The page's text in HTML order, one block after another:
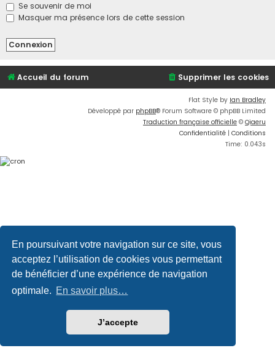
En poursuivant votre navigation sur ce site, vous
acceptez l’utilisation de cookies vous permettant
de bénéficier d’une expérience de navigation
optimale. En savoir plus…
J’accepte
Se souvenir de moi
Masquer ma présence lors de cette session
Accueil du forum Supprimer les cookies
Flat Style by Ian Bradley
Développé par phpBB® Forum Software © phpBB Limited
Traduction française officielle © Qiaeru
Confidentialité | Conditions
Time: 0.043s